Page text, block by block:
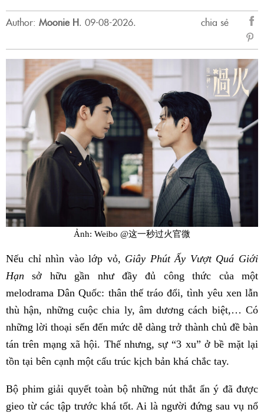
Author: Moonie H. 09-08-2026.
chia sẻ
sẻ
Ảnh: Weibo @这一秒过火官微
Nếu chỉ nhìn vào lớp vỏ, Giây Phút Ấy Vượt Quá Giới
Hạn sở hữu gần như đầy đủ công thức của một
melodrama Dân Quốc: thân thế tráo đổi, tình yêu xen lẫn
thù hận, những cuộc chia ly, âm dương cách biệt,… Có
những lời thoại sến đến mức dễ dàng trở thành chủ đề bàn
tán trên mạng xã hội. Thế nhưng, sự “3 xu” ở bề mặt lại
tồn tại bên cạnh một cấu trúc kịch bản khá chắc tay.
Bộ phim giải quyết toàn bộ những nút thắt ẩn ý đã được
gieo từ các tập trước khá tốt. Ai là người đứng sau vụ nổ